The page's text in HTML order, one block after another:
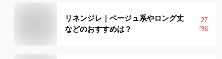
リネンジレ｜ベージュ系やロング丈
などのおすすめは？
27
回答